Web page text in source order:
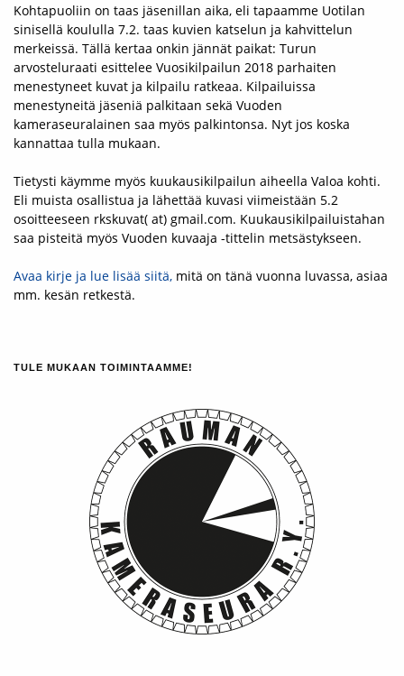
Kohtapuoliin on taas jäsenillan aika, eli tapaamme Uotilan
sinisellä koululla 7.2. taas kuvien katselun ja kahvittelun
merkeissä. Tällä kertaa onkin jännät paikat: Turun
arvosteluraati esittelee Vuosikilpailun 2018 parhaiten
menestyneet kuvat ja kilpailu ratkeaa. Kilpailuissa
menestyneitä jäseniä palkitaan sekä Vuoden
kameraseuralainen saa myös palkintonsa. Nyt jos koska
kannattaa tulla mukaan.
Tietysti käymme myös kuukausikilpailun aiheella Valoa kohti.
Eli muista osallistua ja lähettää kuvasi viimeistään 5.2
osoitteeseen rkskuvat( at) gmail.com. Kuukausikilpailuistahan
saa pisteitä myös Vuoden kuvaaja -tittelin metsästykseen.
Avaa kirje ja lue lisää siitä, mitä on tänä vuonna luvassa, asiaa
mm. kesän retkestä.
TULE MUKAAN TOIMINTAAMME!